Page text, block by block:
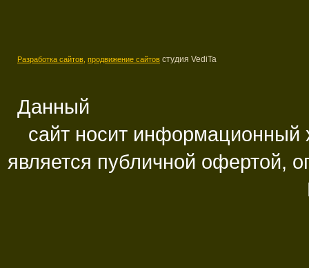
Разработка сайтов, продвижение сайтов студия VediTa
Данный
сайт носит информационный
является публичной офертой,